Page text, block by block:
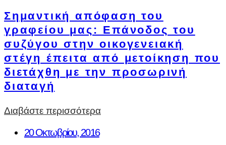
Σημαντική απόφαση του
γραφείου μας: Eπάνοδος του
συζύγου στην οικογενειακή
στέγη έπειτα από μετοίκηση που
διετάχθη με την προσωρινή
διαταγή
Διαβάστε περισσότερα
20 Οκτωβρίου, 2016